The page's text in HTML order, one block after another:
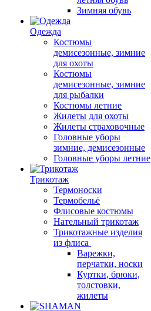
Зимняя обувь
Одежда
Костюмы
демисезонные, зимние
для охоты
Костюмы
демисезонные, зимние
для рыбалки
Костюмы летние
Жилеты для охоты
Жилеты страховочные
Головные уборы
зимние, демисезонные
Головные уборы летние
Трикотаж
Термоноски
Термобельё
Флисовые костюмы
Нательный трикотаж
Трикотажные изделия
из флиса
Варежки,
перчатки, носки
Куртки, брюки,
толстовки,
жилеты